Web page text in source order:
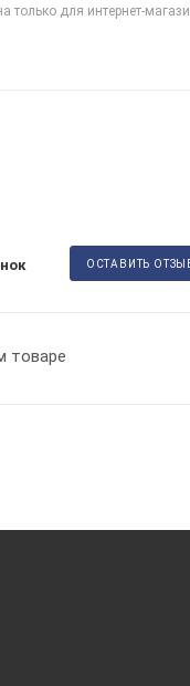
только для интернет-
ОСТАВИТЬ
товаре